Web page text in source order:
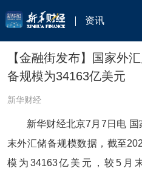
资讯
【金融街发布】国家外
备规模为34163亿美元
新华财经
新华财经北京7月7日电
末外汇储备规模数据，截至
模为34163亿美元，较5月